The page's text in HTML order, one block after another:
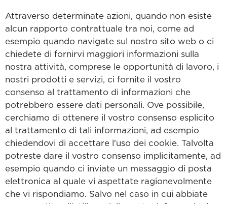
Attraverso determinate azioni, quando non esiste
alcun rapporto contrattuale tra noi, come ad
esempio quando navigate sul nostro sito web o ci
chiedete di fornirvi maggiori informazioni sulla
nostra attività, comprese le opportunità di lavoro, i
nostri prodotti e servizi, ci fornite il vostro
consenso al trattamento di informazioni che
potrebbero essere dati personali. Ove possibile,
cerchiamo di ottenere il vostro consenso esplicito
al trattamento di tali informazioni, ad esempio
chiedendovi di accettare l'uso dei cookie. Talvolta
potreste dare il vostro consenso implicitamente, ad
esempio quando ci inviate un messaggio di posta
elettronica al quale vi aspettate ragionevolmente
che vi rispondiamo. Salvo nel caso in cui abbiate